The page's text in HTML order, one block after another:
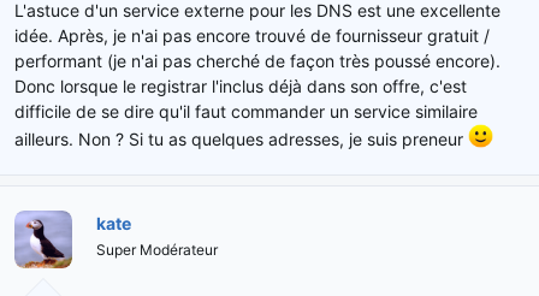
L'astuce d'un service externe pour les DNS est une excellente
idée. Après, je n'ai pas encore trouvé de fournisseur gratuit /
performant (je n'ai pas cherché de façon très poussé encore).
Donc lorsque le registrar l'inclus déjà dans son offre, c'est
difficile de se dire qu'il faut commander un service similaire
ailleurs. Non ? Si tu as quelques adresses, je suis preneur
kate
Super Modérateur